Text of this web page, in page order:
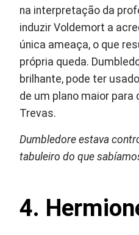
na interpretação da
induzir Voldemort a
única ameaça, o que
própria queda.
brilhante, pode ter
de um plano maior para
Trevas.
Dumbledore estava
tabuleiro do que
4.